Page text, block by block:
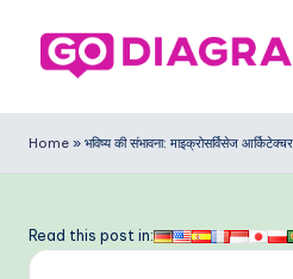
o
ia
g
Home » भविष्य की संभावना: माइक्रोसर्विसेज
Read this post in: